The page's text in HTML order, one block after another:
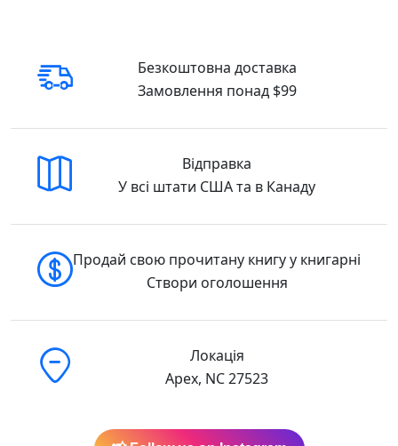
Безкоштовна доставка
Замовлення понад $99
Відправка
У всі штати США та в Канаду
Продай свою прочитану книгу у книгарні
Створи оголошення
Локація
Apex, NC 27523